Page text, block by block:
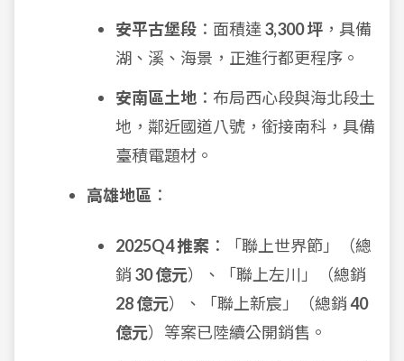
安平古堡段 ：面積達 3,300 坪 ，具備
湖、溪、海景，正進行都更程序。
安南區土地 ：布局西心段與海北段土
地，鄰近國道八號，銜接南科，具備
臺積電題材。
高雄地區 ：
2025Q4 推案 ：「聯上世界節」（總
銷 30 億元）、「聯上左川」（總銷
28 億元）、「聯上新宸」（總銷40
億元）等案已陸續公開銷售。